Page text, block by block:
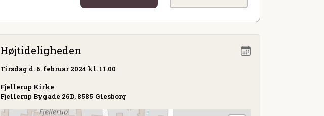
Højtideligheden
Tirsdag d. 6. februar 2024 kl. 11.00
Fjellerup Kirke
Fjellerup Bygade 26D, 8585 Glesborg